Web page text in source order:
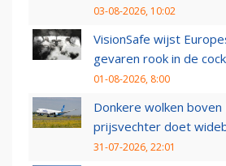
03-08-2026, 10:02
VisionSafe wijst
gevaren rook in de
01-08-2026, 8:00
Donkere wolken boven
prijsvechter doet
31-07-2026, 22:01